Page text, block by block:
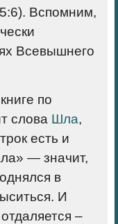
Вспомним,
Всевышнего
по
слова Шла,
есть и
— значит,
в
И
–